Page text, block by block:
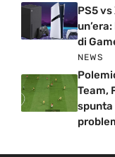
PS5 vs
di
NEWS
Team,
spunta